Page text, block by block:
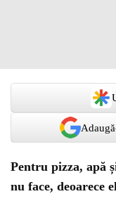
Pentru pizza, apă
nu face, deoarece